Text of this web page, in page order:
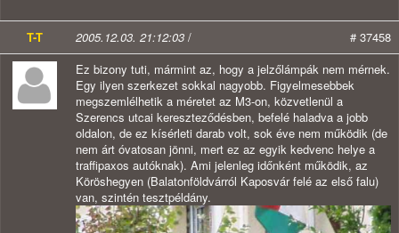
T-T 2005.12.03. 21:12:03 /
# 37458
Ez bizony tuti, mármint az, hogy a jelzőlámpák nem mérnek.
Egy ilyen szerkezet sokkal nagyobb. Figyelmesebbek
megszemlélhetik a méretet az M3-on, közvetlenül a
Szerencs utcai kereszteződésben, befelé haladva a jobb
oldalon, de ez kísérleti darab volt, sok éve nem működik (de
nem árt óvatosan jönni, mert ez az egyik kedvenc helye a
traffipaxos autóknak). Ami jelenleg időnként működik, az
Köröshegyen (Balatonföldvárról Kaposvár felé az első falu)
van, szintén tesztpéldány.